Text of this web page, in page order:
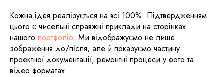
Кожна ідея реалізується на всі 100%. Підтвердженням
цього є чисельні справжні приклади на сторінках
нашого портфоліо. Ми відображуємо не лише
зображення до/після, але й показуємо частину
проектної документації, ремонтні процеси у фото та
відео форматах.